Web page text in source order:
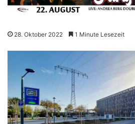
28. Oktober 2022 1 Minute Lesezeit